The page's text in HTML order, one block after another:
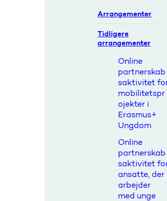
Arrangementer
Tidligere
arrangementer
Online
partnerskab
saktivitet
mobilitetspr
ojekter i
Erasmus+
Ungdom
Online
partnerskab
saktivitet
ansatte, der
arbejder
med unge